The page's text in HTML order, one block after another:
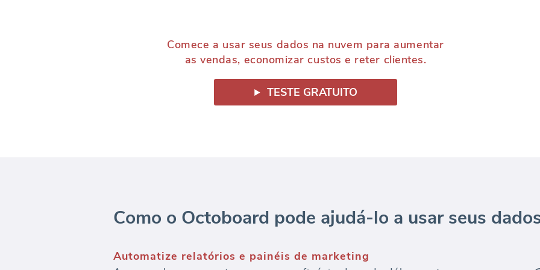
Comece a usar seus dados na nuvem para aumentar
as vendas, economizar custos e reter clientes.
TESTE GRATUITO
Como o Octoboard pode ajudá-lo a usar seus
Automatize relatórios e painéis de marketing